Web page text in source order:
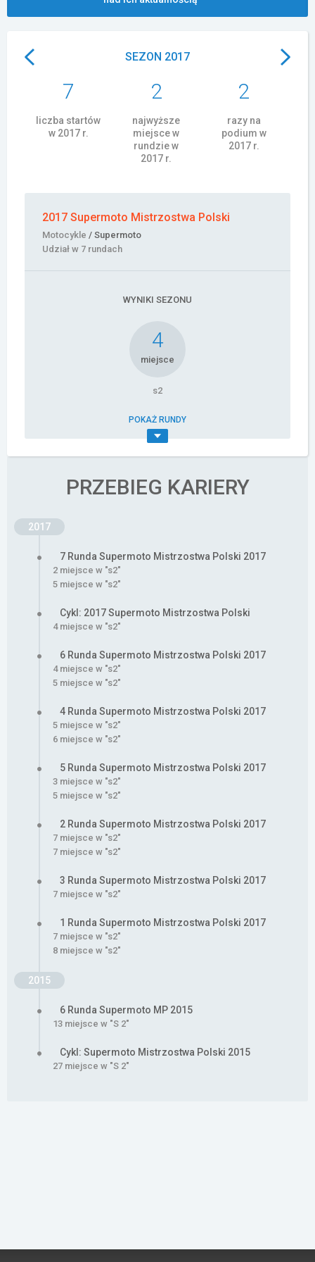
Załóż konto
SEZON 2017
7
liczba startów
w 2017 r.
2
najwyższe
miejsce w
rundzie w
2017 r.
2
razy na
podium w
2017 r.
2017 Supermoto Mistrzostwa Polski
Motocykle / Supermoto
Udział w 7 rundach
WYNIKI SEZONU
4
miejsce
s2
POKAŻ RUNDY
PRZEBIEG KARIERY
2017
7 Runda Supermoto Mistrzostwa Polski 2017
2 miejsce w "s2"
5 miejsce w "s2"
Cykl: 2017 Supermoto Mistrzostwa Polski
4 miejsce w "s2"
6 Runda Supermoto Mistrzostwa Polski 2017
4 miejsce w "s2"
5 miejsce w "s2"
4 Runda Supermoto Mistrzostwa Polski 2017
5 miejsce w "s2"
6 miejsce w "s2"
5 Runda Supermoto Mistrzostwa Polski 2017
3 miejsce w "s2"
5 miejsce w "s2"
2 Runda Supermoto Mistrzostwa Polski 2017
7 miejsce w "s2"
7 miejsce w "s2"
3 Runda Supermoto Mistrzostwa Polski 2017
7 miejsce w "s2"
1 Runda Supermoto Mistrzostwa Polski 2017
7 miejsce w "s2"
8 miejsce w "s2"
2015
6 Runda Supermoto MP 2015
13 miejsce w "S 2"
Cykl: Supermoto Mistrzostwa Polski 2015
27 miejsce w "S 2"